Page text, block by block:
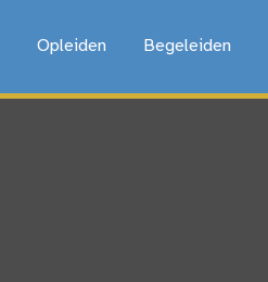
Opleiden Begeleiden